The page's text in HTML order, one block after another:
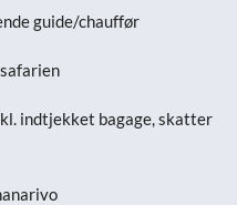
guide/chauffør
indtjekket bagage, skatter